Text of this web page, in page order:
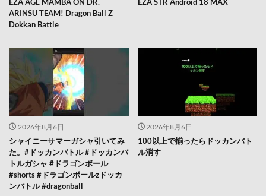
EZA AGL MAMBA ON DR.
ARINSU TEAM! Dragon Ball Z
Dokkan Battle
EZA STR Android 18 MAX
2026年8月6日
シャイニーサマーガシャ引いてみ
た。#ドッカンバトル #ドッカンバ
トルガシャ #ドラゴンボール
#shorts #ドラゴンボールzドッカ
ンバトル #dragonball
2026年8月6日
100以上で揃ったらドッカンバト
ル消す